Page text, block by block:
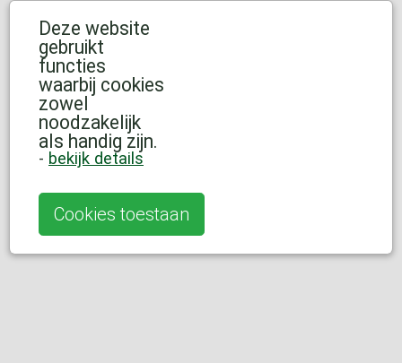
Deze website
gebruikt
functies
waarbij cookies
zowel
noodzakelijk
als handig zijn.
- bekijk details
Cookies toestaan